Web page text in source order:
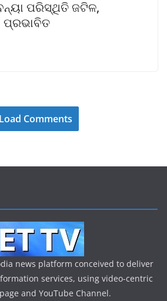
ପରିସ୍ଥିତି ଜଟିଳ,
Load Comments
news platform conceived to deliver
services, using video-centric
and YouTube Channel.